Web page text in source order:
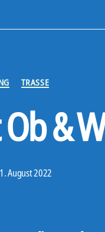
TRASSE
&
1. August 2022